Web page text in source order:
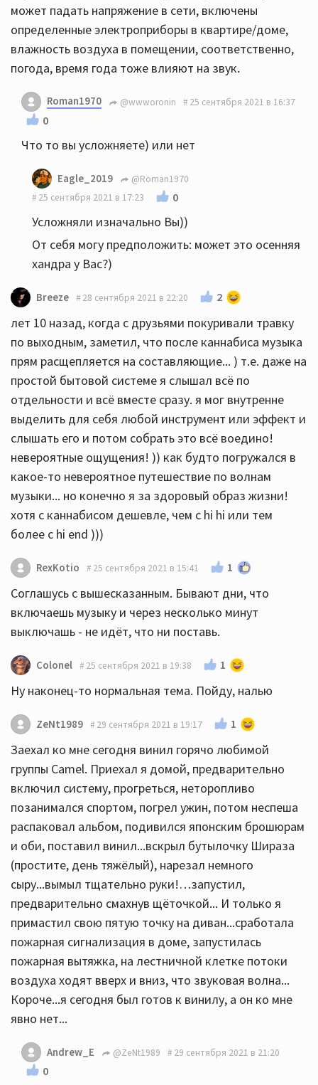
может падать напряжение в сети, включены
определенные электроприборы в квартире/доме,
влажность воздуха в помещении, соответственно,
погода, время года тоже влияют на звук.
Roman1970 @wwworonin 25 сентября 2021 в 16:37
0
Что то вы усложняете) или нет
Eagle_2019
@Roman1970
25 сентября 2021 в 17:23
0
Усложняли изначально Вы))
От себя могу предположить: может это осенняя
хандра у Вас?)
Breeze 28 сентября 2021 в 22:20 2
лет 10 назад, когда с друзьями покуривали травку
по выходным, заметил, что после каннабиса музыка
прям расщепляется на составляющие... ) т.е. даже на
простой бытовой системе я слышал всё по
отдельности и всё вместе сразу. я мог внутренне
выделить для себя любой инструмент или эффект и
слышать его и потом собрать это всё воедино!
невероятные ощущения! )) как будто погружался в
какое-то невероятное путешествие по волнам
музыки... но конечно я за здоровый образ жизни!
хотя с каннабисом дешевле, чем с hi hi или тем
более с hi end )))
RexKotio 25 сентября 2021 в 15:41 1
Соглашусь с вышесказанным. Бывают дни, что
включаешь музыку и через несколько минут
выключашь - не идёт, что ни поставь.
Colonel 25 сентября 2021 в 19:38 1
Ну наконец-то нормальная тема. Пойду, налью
ZeNt1989 29 сентября 2021 в 19:17 1
Заехал ко мне сегодня винил горячо любимой
группы Camel. Приехал я домой, предварительно
включил систему, прогреться, неторопливо
позанимался спортом, погрел ужин, потом неспеша
распаковал альбом, подивился японским брошюрам
и оби, поставил винил...вскрыл бутылочку Шираза
(простите, день тяжёлый), нарезал немного
сыру...вымыл тщательно руки!…запустил,
предварительно смахнув щёточкой... И только я
примастил свою пятую точку на диван...сработала
пожарная сигнализация в доме, запустилась
пожарная вытяжка, на лестничной клетке потоки
воздуха ходят вверх и вниз, что звуковая волна...
Короче...я сегодня был готов к винилу, а он ко мне
явно нет...
Andrew_E @ZeNt1989 29 сентября 2021 в 21:20
0